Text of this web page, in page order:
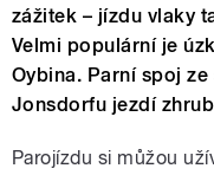
zážitek – jízdu vlaky
Velmi populární je
Oybina. Parní spoj
Jonsdorfu jezdí
Parojízdu si můžou